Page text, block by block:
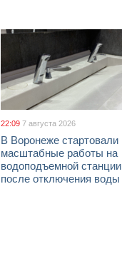
22:09 7 августа 2026
В Воронеже стартовали
масштабные работы на
водоподъемной станции
после отключения воды